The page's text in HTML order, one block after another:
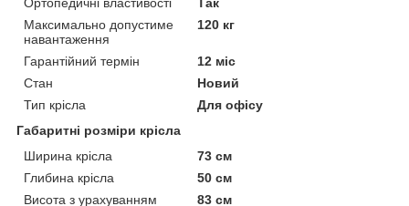
Максимально допустиме
навантаження
120 кг
Гарантійний термін
12 міс
Стан
Новий
Тип крісла
Для офісу
Габаритні розміри крісла
Ширина крісла
73 см
Глибина крісла
50 см
Висота з урахуванням
83 см